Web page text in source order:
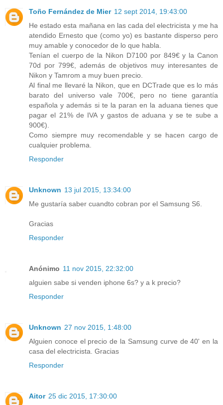
Toño Fernández de Mier 12 sept 2014, 19:43:00
He estado esta mañana en las cada del electricista y me ha
atendido Ernesto que (como yo) es bastante disperso pero
muy amable y conocedor de lo que habla.
Tenían el cuerpo de la Nikon D7100 por 849€ y la Canon
70d por 799€, además de objetivos muy interesantes de
Nikon y Tamrom a muy buen precio.
Al final me llevaré la Nikon, que en DCTrade que es lo más
barato del universo vale 700€, pero no tiene garantía
española y además si te la paran en la aduana tienes que
pagar el 21% de IVA y gastos de aduana y se te sube a
900€).
Como siempre muy recomendable y se hacen cargo de
cualquier problema.
Responder
Unknown 13 jul 2015, 13:34:00
Me gustaría saber cuandto cobran por el Samsung S6.
Gracias
Responder
Anónimo 11 nov 2015, 22:32:00
alguien sabe si venden iphone 6s? y a k precio?
Responder
Unknown 27 nov 2015, 1:48:00
Alguien conoce el precio de la Samsung curve de 40' en la
casa del electricista. Gracias
Responder
Aitor 25 dic 2015, 17:30:00